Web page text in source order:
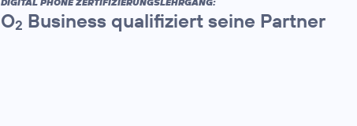
O2 Business qualifiziert seine Partner